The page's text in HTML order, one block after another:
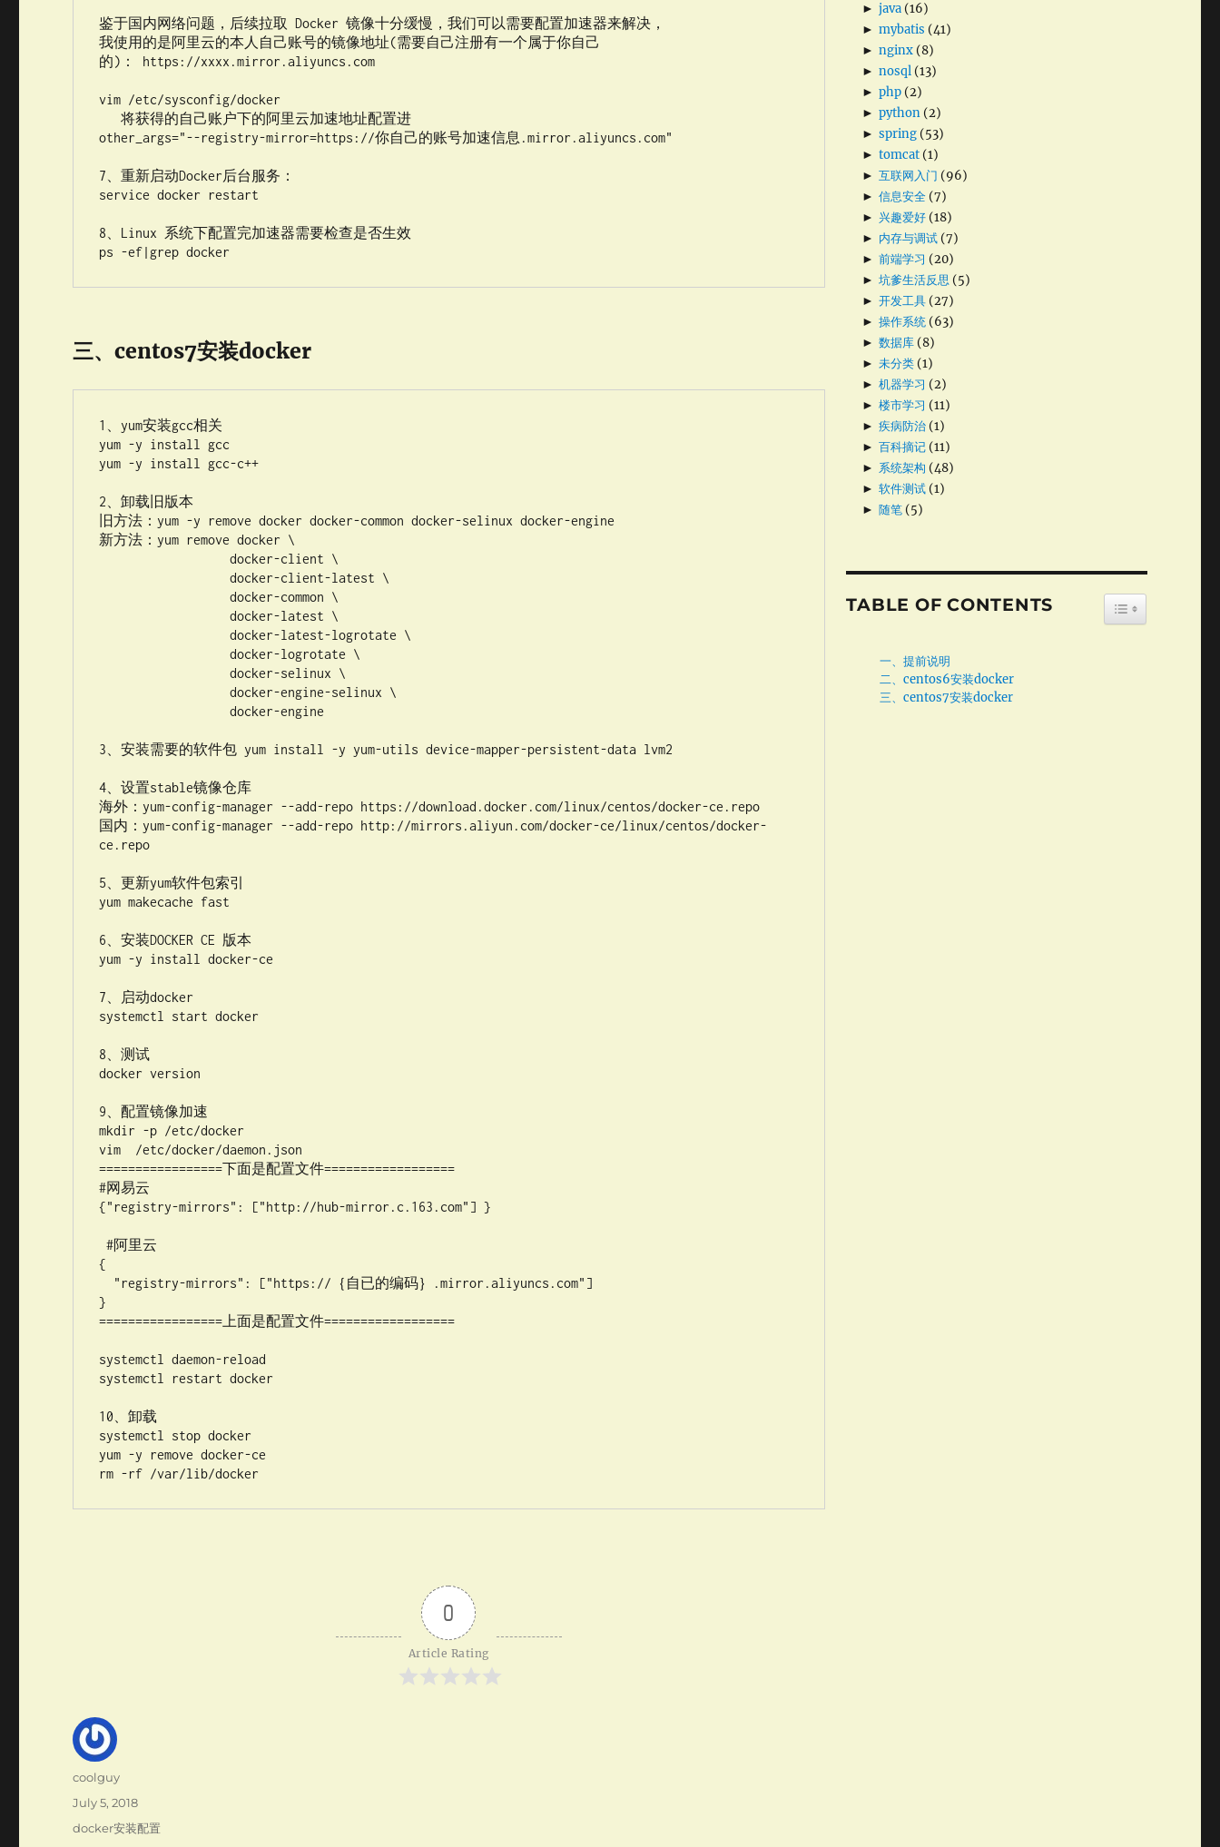
鉴于国内网络问题，后续拉取 Docker 镜像十分缓慢，我们可以需要配置加速器来解决，
我使用的是阿里云的本人自己账号的镜像地址(需要自己注册有一个属于你自己
的)： https://xxxx.mirror.aliyuncs.com
vim /etc/sysconfig/docker
将获得的自己账户下的阿里云加速地址配置进
other_args="--registry-mirror=https://你自己的账号加速信息.mirror.aliyuncs.com"
7、重新启动Docker后台服务：
service docker restart
8、Linux 系统下配置完加速器需要检查是否生效
三、centos7安装docker
1、yum安装gcc相关
yum -y install gcc
yum -y install gcc-c++
2、卸载旧版本
旧方法：yum -y remove docker docker-common docker-selinux docker-engine
新方法：yum remove docker \
docker-client \
docker-client-latest \
docker-common \
docker-latest \
docker-latest-logrotate \
docker-logrotate \
docker-selinux \
docker-engine-selinux \
docker-engine
3、安装需要的软件包 yum install -y yum-utils device-mapper-persistent-data lvm2
4、设置stable镜像仓库
海外：yum-config-manager --add-repo https://download.docker.com/linux/centos/docker-ce.repo
国内：yum-config-manager --add-repo http://mirrors.aliyun.com/docker-ce/linux/centos/docker-
ce.repo
5、更新yum软件包索引
yum makecache fast
6、安装DOCKER CE 版本
yum -y install docker-ce
7、启动docker
systemctl start docker
8、测试
docker version
9、配置镜像加速
mkdir -p /etc/docker
vim  /etc/docker/daemon.json
=================下面是配置文件==================
#网易云
{"registry-mirrors": ["http://hub-mirror.c.163.com"] }
#阿里云
{
"registry-mirrors": ["https://｛自已的编码｝.mirror.aliyuncs.com"]
}
=================上面是配置文件==================
systemctl daemon-reload
systemctl restart docker
10、卸载
systemctl stop docker
yum -y remove docker-ce
0
Article Rating
Author
coolguy
Posted
on
July 5, 2018
Categories
docker安装配置
► java(16)
► mybatis (41)
► nginx(8)
► nosql(13)
► php(2)
► python(2)
► spring(53)
► tomcat(1)
► 互联网入门 (96)
► 信息安全(7)
► 兴趣爱好(18)
► 内存与调试(7)
► 前端学习 (20)
► 坑爹生活反思 (5)
► 开发工具(27)
► 操作系统(63)
► 数据库(8)
► 未分类(1)
► 机器学习 (2)
► 楼市学习 (11)
► 疾病防治(1)
► 百科摘记(11)
► 系统架构 (48)
► 软件测试(1)
► 随笔(5)
TABLE OF CONTENTS TOGGLE
一、提前说明
二、centos6安装docker
三、centos7安装docker